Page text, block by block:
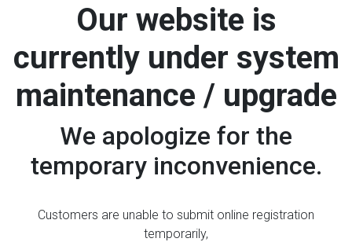
Our website is
currently under system
maintenance / upgrade
We apologize for the
temporary inconvenience.
Customers are unable to submit online registration
temporarily,